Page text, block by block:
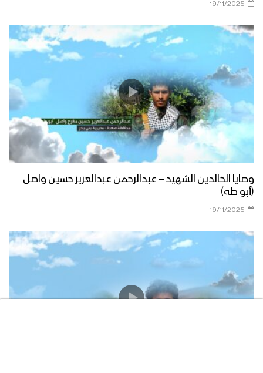
19/11/2025
وصايا الخالدين الشهيد – عبدالرحمن عبدالعزيز حسين واصل
(أبو طه)
19/11/2025